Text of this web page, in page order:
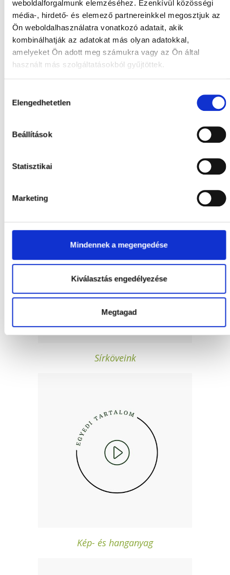
weboldalforgalmunk elemzéséhez. Ezenkívül közösségi
média-, hirdető- és elemező partnereinkkel megosztjuk az
Ön weboldalhasználatra vonatkozó adatait, akik
kombinálhatják az adatokat más olyan adatokkal,
amelyeket Ön adott meg számukra vagy az Ön által
használt más szolgáltatásokból gyűjtöttek.
kiválasztása
Elengedhetetlen
Beállítások
Statisztikai
Marketing
Mindennek a megengedése
Kiválasztás engedélyezése
Megtagad
Sírköveink
Kép- és hanganyag